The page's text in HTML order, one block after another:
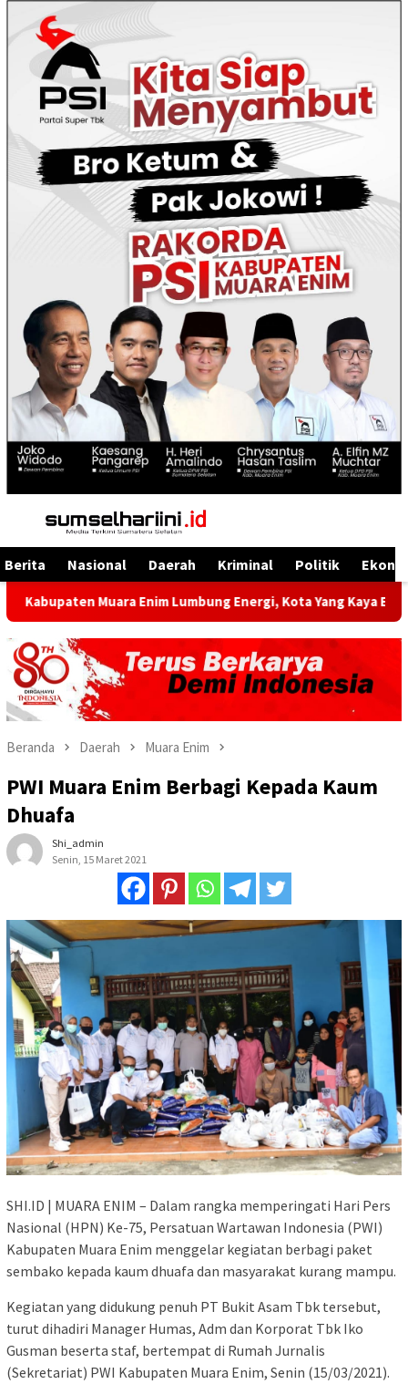
Menu
Mobile
Berita Nasional Daerah Kriminal Politik
Muara Enim Lumbung Energi, Kota Yang Kaya Energi Justru
Beranda Daerah Muara Enim
PWI Muara Enim Berbagi Kepada Kaum
Dhuafa
Shi_admin
Senin, 15 Maret 2021
SHI.ID | MUARA ENIM – Dalam rangka memperingati Hari Pers
Nasional (HPN) Ke-75, Persatuan Wartawan Indonesia (PWI)
Kabupaten Muara Enim menggelar kegiatan berbagi paket
sembako kepada kaum dhuafa dan masyarakat kurang mampu.
Kegiatan yang didukung penuh PT Bukit Asam Tbk tersebut,
turut dihadiri Manager Humas, Adm dan Korporat Tbk Iko
Gusman beserta staf, bertempat di Rumah Jurnalis
(Sekretariat) PWI Kabupaten Muara Enim, Senin (15/03/2021).